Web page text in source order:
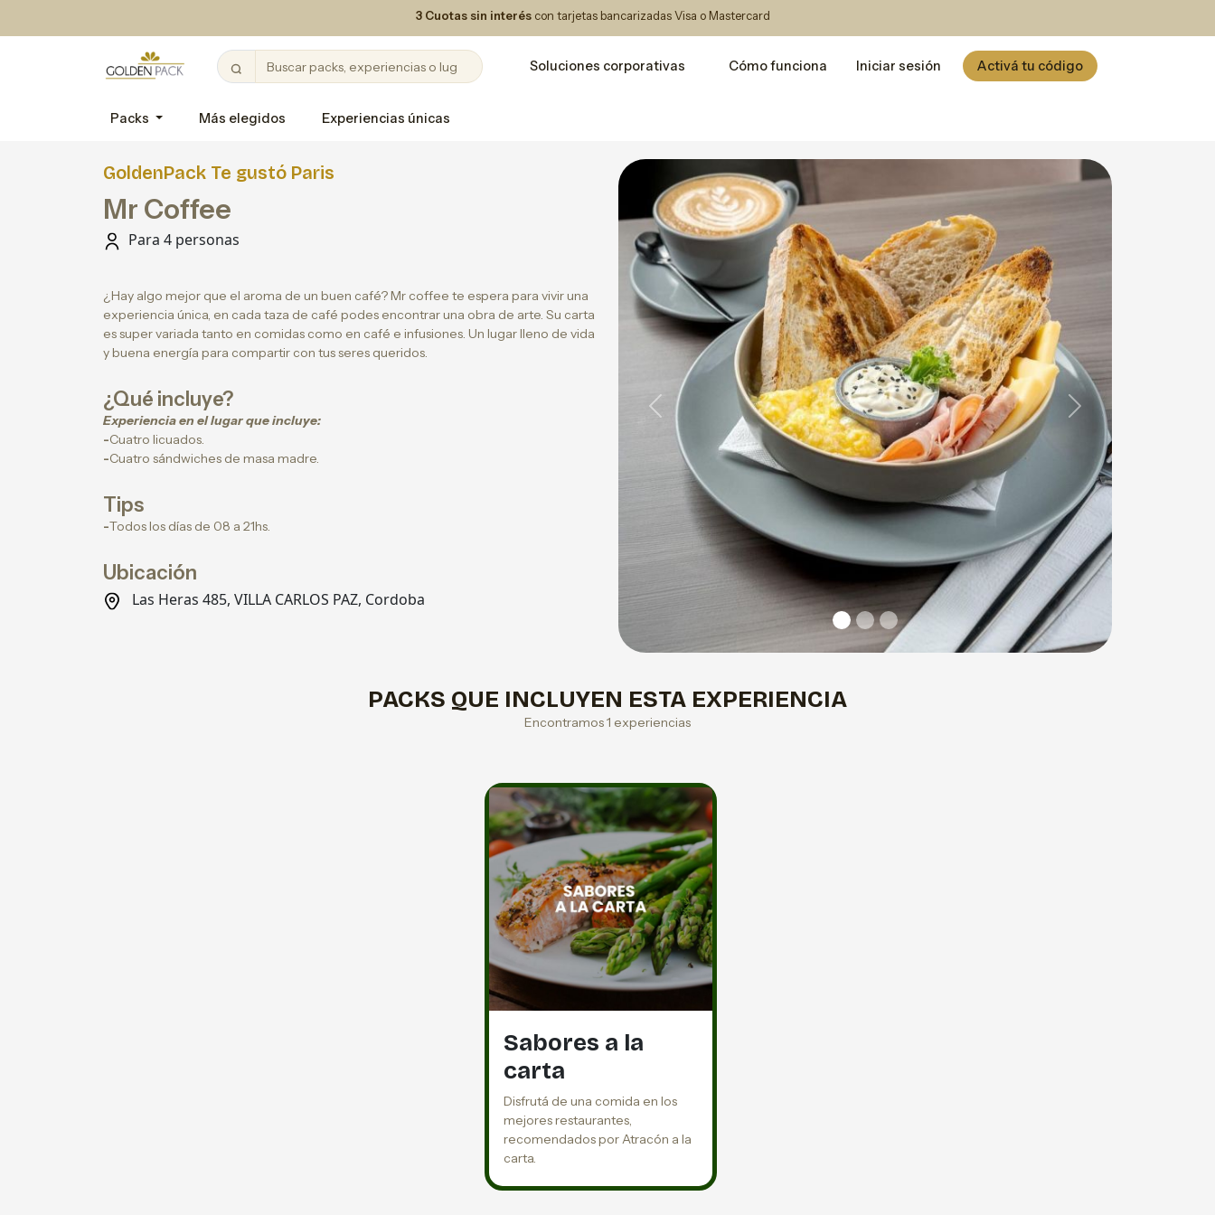
3 Cuotas sin interés con tarjetas bancarizadas Visa o Mastercard
Soluciones corporativas Cómo funciona Iniciar sesión Activá tu código
Packs Más elegidos Experiencias únicas
GoldenPack Te gustó Paris
Mr Coffee
Para 4 personas
¿Hay algo mejor que el aroma de un buen café? Mr coffee te espera para vivir una
experiencia única, en cada taza de café podes encontrar una obra de arte. Su carta
es super variada tanto en comidas como en café e infusiones. Un lugar lleno de vida
y buena energía para compartir con tus seres queridos.
¿Qué incluye?
Experiencia en el lugar que incluye:
-Cuatro licuados.
-Cuatro sándwiches de masa madre.
Tips
-Todos los días de 08 a 21hs.
Ubicación
Las Heras 485, VILLA CARLOS PAZ, Cordoba
Previous Next
PACKS QUE INCLUYEN ESTA EXPERIENCIA
Encontramos 1 experiencias
Sabores a la
carta
Disfrutá de una comida en los
mejores restaurantes,
recomendados por Atracón a la
carta.